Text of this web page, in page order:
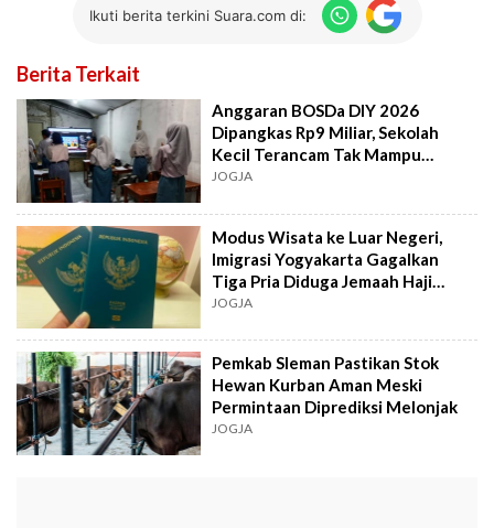
Ikuti berita terkini Suara.com di:
Berita Terkait
Anggaran BOSDa DIY 2026
Dipangkas Rp9 Miliar, Sekolah
Kecil Terancam Tak Mampu
Beroperasi
JOGJA
Modus Wisata ke Luar Negeri,
Imigrasi Yogyakarta Gagalkan
Tiga Pria Diduga Jemaah Haji
Ilegal
JOGJA
Pemkab Sleman Pastikan Stok
Hewan Kurban Aman Meski
Permintaan Diprediksi Melonjak
JOGJA